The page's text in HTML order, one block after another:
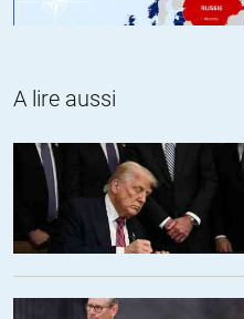
A lire aussi